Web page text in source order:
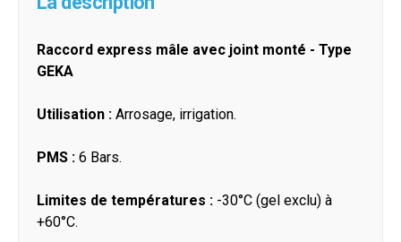
Raccord express mâle avec joint monté - Type
GEKA
Utilisation : Arrosage, irrigation.
PMS : 6 Bars.
Limites de températures : -30°C (gel exclu) à
+60°C.